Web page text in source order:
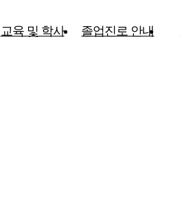
교육 및 학사 졸업진로 안내